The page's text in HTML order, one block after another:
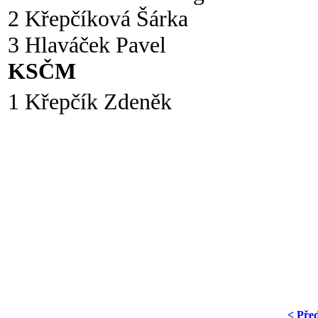
2 Křepčíková Šárka
3 Hlaváček Pavel
KSČM
1 Křepčík Zdeněk
<